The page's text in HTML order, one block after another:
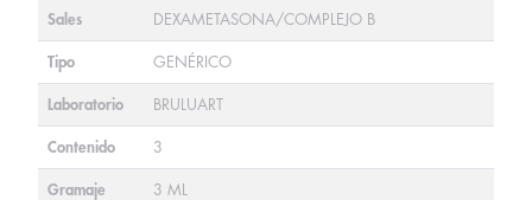
Sales DEXAMETASONA/COMPLEJO B
Tipo GENÉRICO
Laboratorio BRULUART
Contenido 3
Gramaje 3 ML